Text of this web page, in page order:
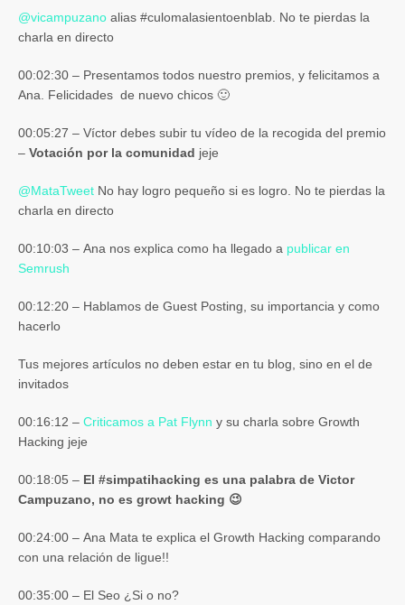
@vicampuzano alias #culomalasientoenblab. No te pierdas la
charla en directo
00:02:30 – Presentamos todos nuestro premios, y felicitamos a
Ana. Felicidades de nuevo chicos 🙂
00:05:27 – Víctor debes subir tu vídeo de la recogida del premio
– Votación por la comunidad jeje
@MataTweet No hay logro pequeño si es logro. No te pierdas la
charla en directo
00:10:03 – Ana nos explica como ha llegado a publicar en
Semrush
00:12:20 – Hablamos de Guest Posting, su importancia y como
hacerlo
Tus mejores artículos no deben estar en tu blog, sino en el de
invitados
00:16:12 – Criticamos a Pat Flynn y su charla sobre Growth
Hacking jeje
00:18:05 – El #simpatihacking es una palabra de Victor
Campuzano, no es growt hacking 😉
00:24:00 – Ana Mata te explica el Growth Hacking comparando
con una relación de ligue!!
00:35:00 – El Seo ¿Si o no?